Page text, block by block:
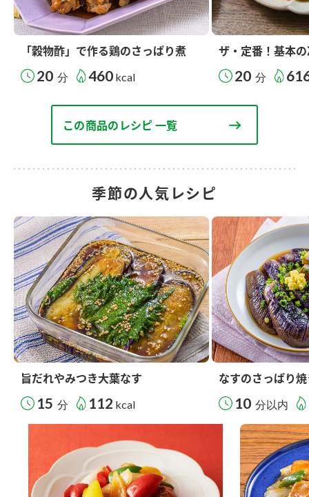
「穀物酢」で作る鶏のさっぱり煮
20 分 460 kcal
ザ・定番！基本
20 分
この商品のレシピ 一覧
季節の人気レシピ
旨だれやみつき大葉なす
15 分 112 kcal
なすのさっぱり
10 分以内